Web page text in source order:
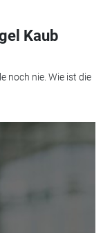
Kaub
noch nie. Wie ist die